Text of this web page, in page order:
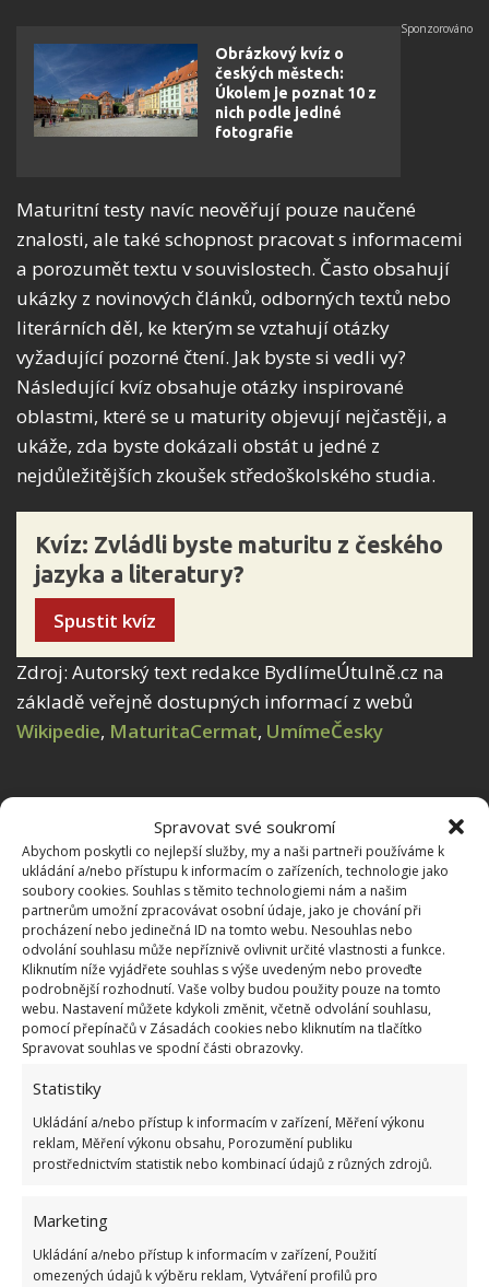
Spravovat své soukromí
Abychom poskytli co nejlepší služby, my a naši partneři používáme k
ukládání a/nebo přístupu k informacím o zařízeních, technologie jako
soubory cookies. Souhlas s těmito technologiemi nám a našim
partnerům umožní zpracovávat osobní údaje, jako je chování při
procházení nebo jedinečná ID na tomto webu. Nesouhlas nebo
odvolání souhlasu může nepříznivě ovlivnit určité vlastnosti a funkce.
Kliknutím níže vyjádřete souhlas s výše uvedeným nebo proveďte
podrobnější rozhodnutí. Vaše volby budou použity pouze na tomto
webu. Nastavení můžete kdykoli změnit, včetně odvolání souhlasu,
pomocí přepínačů v Zásadách cookies nebo kliknutím na tlačítko
Spravovat souhlas ve spodní části obrazovky.
Statistiky
Ukládání a/nebo přístup k informacím v zařízení, Měření výkonu
reklam, Měření výkonu obsahu, Porozumění publiku
prostřednictvím statistik nebo kombinací údajů z různých zdrojů.
Marketing
Ukládání a/nebo přístup k informacím v zařízení, Použití
omezených údajů k výběru reklam, Vytváření profilů pro
Obrázkový kvíz o
českých městech:
Úkolem je poznat 10 z
nich podle jediné
fotografie
Maturitní testy navíc neověřují pouze naučené
znalosti, ale také schopnost pracovat s informacemi
a porozumět textu v souvislostech. Často obsahují
ukázky z novinových článků, odborných textů nebo
literárních děl, ke kterým se vztahují otázky
vyžadující pozorné čtení. Jak byste si vedli vy?
Následující kvíz obsahuje otázky inspirované
oblastmi, které se u maturity objevují nejčastěji, a
ukáže, zda byste dokázali obstát u jedné z
nejdůležitějších zkoušek středoškolského studia.
Kvíz: Zvládli byste maturitu z českého
jazyka a literatury?
Spustit kvíz
Zdroj: Autorský text redakce BydlímeÚtulně.cz na
základě veřejně dostupných informací z webů
Wikipedie, MaturitaCermat, UmímeČesky
Přidejte svůj názor